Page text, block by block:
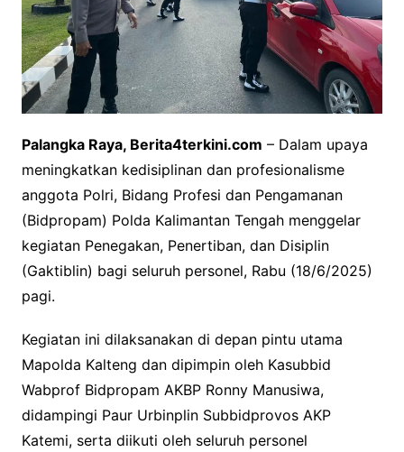
Palangka Raya, Berita4terkini.com – Dalam upaya
meningkatkan kedisiplinan dan profesionalisme
anggota Polri, Bidang Profesi dan Pengamanan
(Bidpropam) Polda Kalimantan Tengah menggelar
kegiatan Penegakan, Penertiban, dan Disiplin
(Gaktiblin) bagi seluruh personel, Rabu (18/6/2025)
pagi.
Kegiatan ini dilaksanakan di depan pintu utama
Mapolda Kalteng dan dipimpin oleh Kasubbid
Wabprof Bidpropam AKBP Ronny Manusiwa,
didampingi Paur Urbinplin Subbidprovos AKP
Katemi, serta diikuti oleh seluruh personel